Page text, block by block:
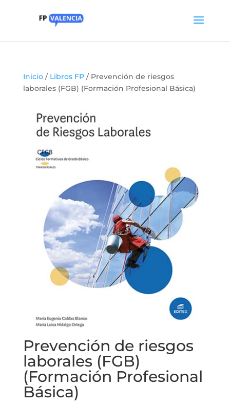
Inicio/ Libros FP/ Prevención de riesgos
laborales (FGB) (Formación Profesional Básica)
Prevención de riesgos
laborales (FGB)
(Formación Profesional
Básica)